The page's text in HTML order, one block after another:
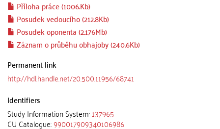
Příloha práce (1006.Kb)
Posudek vedoucího (212.8Kb)
Posudek oponenta (2.176Mb)
Záznam o průběhu obhajoby (240.6Kb)
Permanent link
http://hdl.handle.net/20.500.11956/68741
Identifiers
Study Information System:137965
CU Catalogue:990017909340106986